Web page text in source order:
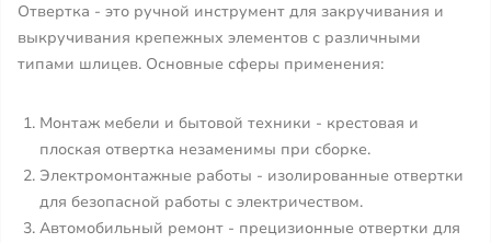
Отвертка - это ручной инструмент для закручивания и
выкручивания крепежных элементов с различными
типами шлицев. Основные сферы применения:
Монтаж мебели и бытовой техники - крестовая и
плоская отвертка незаменимы при сборке.
Электромонтажные работы - изолированные отвертки
для безопасной работы с электричеством.
Автомобильный ремонт - прецизионные отвертки для